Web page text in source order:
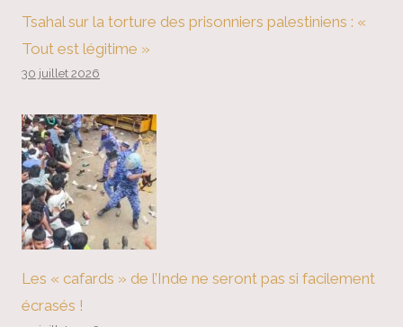
Tsahal sur la torture des prisonniers palestiniens : «
Tout est légitime »
30 juillet 2026
Les « cafards » de l’Inde ne seront pas si facilement
écrasés !